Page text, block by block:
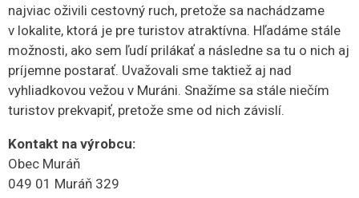
najviac oživili cestovný ruch, pretože sa nachádzame
v lokalite, ktorá je pre turistov atraktívna. Hľadáme stále
možnosti, ako sem ľudí prilákať a následne sa tu o nich aj
príjemne postarať. Uvažovali sme taktiež aj nad
vyhliadkovou vežou v Muráni. Snažíme sa stále niečím
turistov prekvapiť, pretože sme od nich závislí.
Kontakt na výrobcu:
Obec Muráň
049 01 Muráň 329